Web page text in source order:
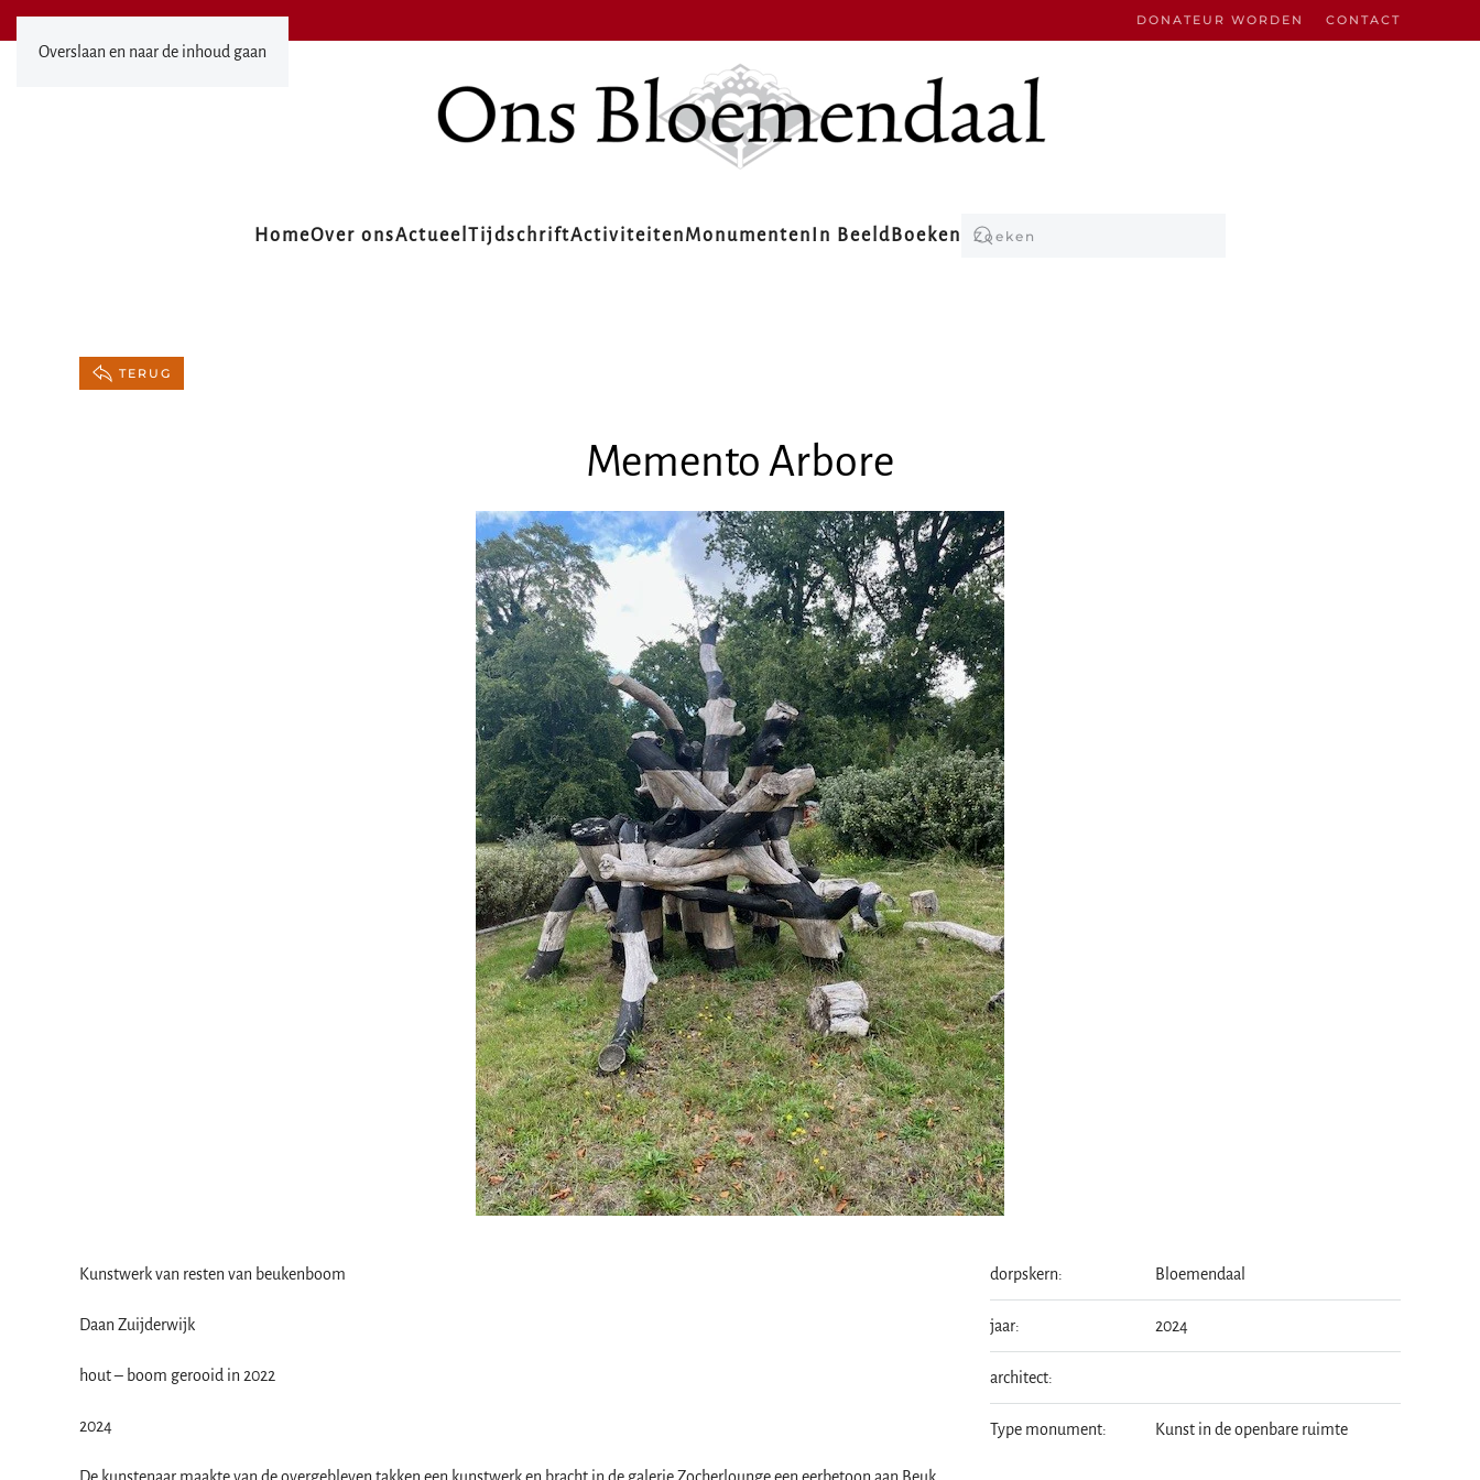
Overslaan en naar de inhoud gaan
DONATEUR WORDEN CONTACT
HomeOver onsActueel TijdschriftActiviteitenMonumenten In Beeld Boeken
TERUG
Memento Arbore
Kunstwerk van resten van beukenboom
Daan Zuijderwijk
hout – boom gerooid in 2022
2024
dorpskern: Bloemendaal
jaar: 2024
architect:
Type monument: Kunst in de openbare ruimte